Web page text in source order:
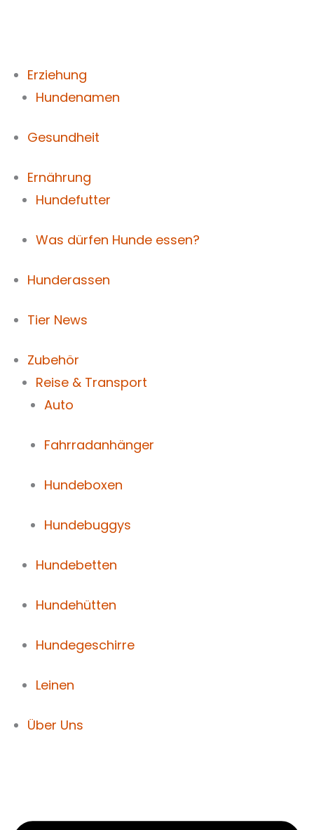
Erziehung
Hundenamen
Gesundheit
Ernährung
Hundefutter
Was dürfen Hunde essen?
Hunderassen
Tier News
Zubehör
Reise & Transport
Auto
Fahrradanhänger
Hundeboxen
Hundebuggys
Hundebetten
Hundehütten
Hundegeschirre
Leinen
Über Uns